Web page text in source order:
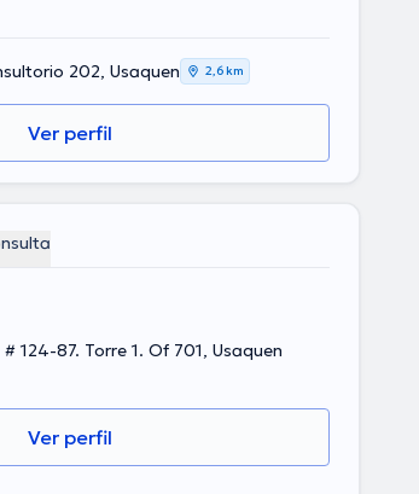
202, Usaquen 2,6 km
Ver perfil
124-87. Torre 1. Of 701, Usaquen
Ver perfil